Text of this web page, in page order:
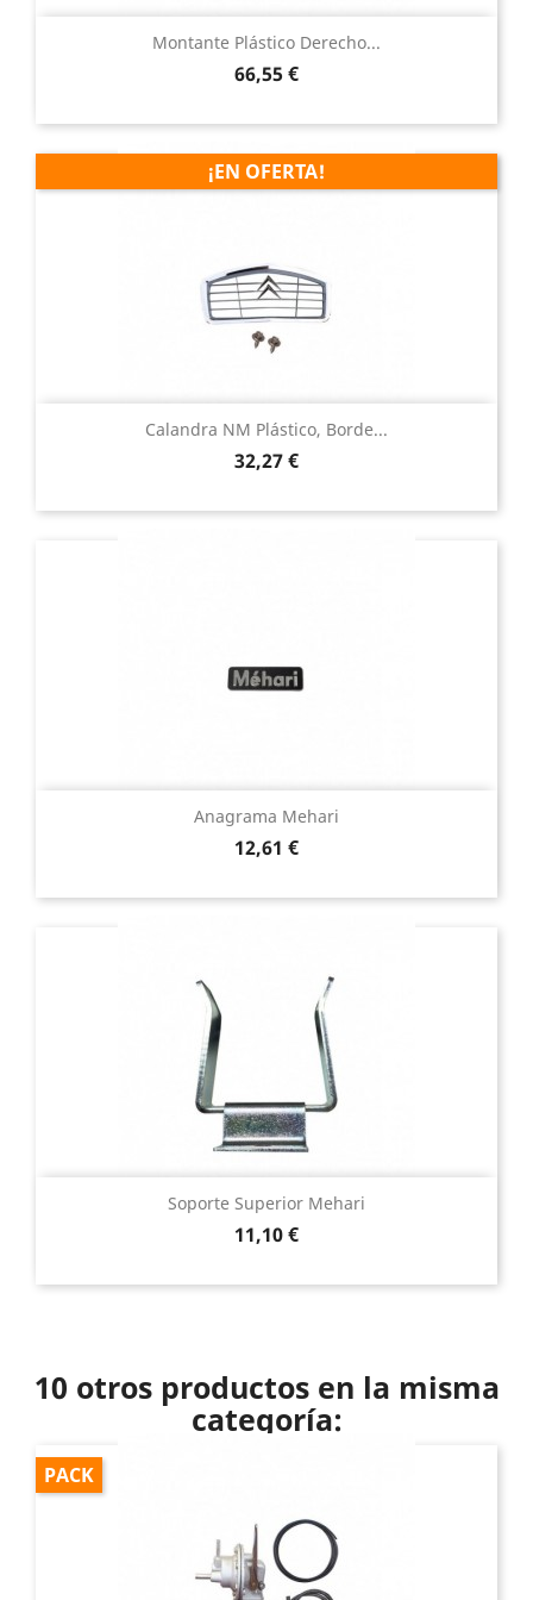
Montante Plástico Derecho...
Precio
66,55 €
Calandra NM Plástico, Borde...
Precio
32,27 €
¡EN OFERTA!
Anagrama Mehari
Precio
12,61 €
Soporte Superior Mehari
Precio
11,10 €
10 otros productos en la misma
categoría:
PACK